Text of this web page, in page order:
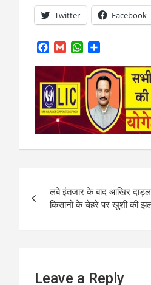
Twitter Facebook
e
b
o
o
k
i
W
s
A
p
p
a
r
e
navigation
लंबे इंतजार के बाद आखिर
किसानों के चेहरे पर खुशी की
Leave a Reply